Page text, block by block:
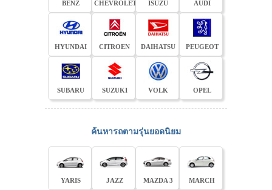
BENZ CHEVROLET ISUZU AUDI
HYUNDAI CITROEN DAIHATSU PEUGEOT
SUBARU SUZUKI VOLK OPEL
ค้นหารถตามรุ่นยอดนิยม
YARIS JAZZ MAZDA 3 MARCH